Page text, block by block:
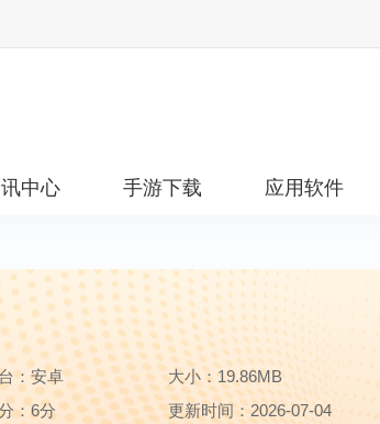
中心 手游下载 应用软件
：安卓
大小：19.86MB
：6分 更新时间：2026-07-04